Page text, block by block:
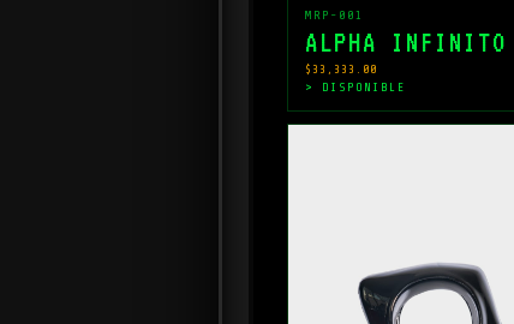
MRP-001
ALPHA INFINITO
$33,333.00
> DISPONIBLE